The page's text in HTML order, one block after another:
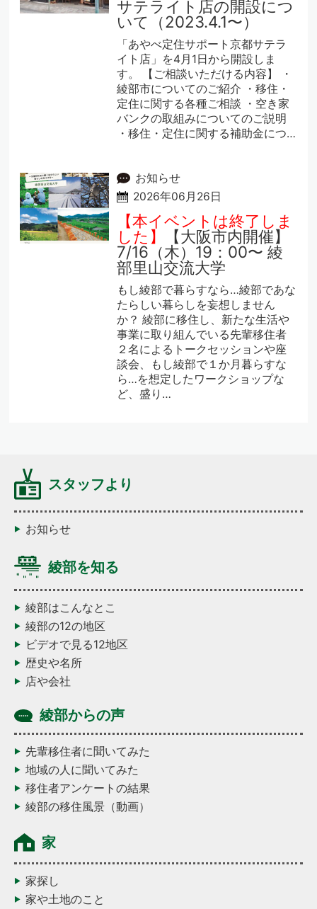
サテライト店の開設につ
いて（2023.4.1〜）
「あやべ定住サポート京都サテラ
イト店」を4月1日から開設しま
す。 【ご相談いただける内容】 ・
綾部市についてのご紹介 ・移住・
定住に関する各種ご相談 ・空き家
バンクの取組みについてのご説明
・移住・定住に関する補助金につ…
お知らせ
2026年06月26日
【本イベントは終了しま
した】
【大阪市内開催】
7/16（木）19：00〜 綾
部里山交流大学
もし綾部で暮らすなら…綾部であな
たらしい暮らしを妄想しません
か？ 綾部に移住し、新たな生活や
事業に取り組んでいる先輩移住者
２名によるトークセッションや座
談会、もし綾部で１か月暮らすな
ら…を想定したワークショップな
ど、盛り…
スタッフより
お知らせ
綾部を知る
綾部はこんなとこ
綾部の12の地区
ビデオで見る12地区
歴史や名所
店や会社
綾部からの声
先輩移住者に聞いてみた
地域の人に聞いてみた
移住者アンケートの結果
綾部の移住風景（動画）
家
家探し
家や土地のこと